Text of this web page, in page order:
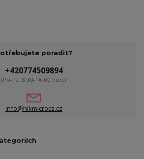
poradit?
+420774509894
(Po-Pá, 8:30-16:00 hod.)
info@hikmicrocz.cz